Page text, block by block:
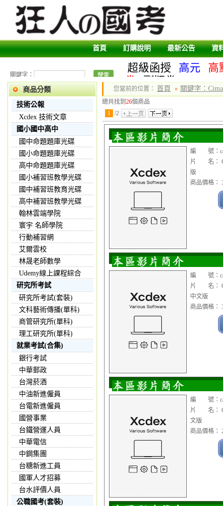
首頁 訂購說明 最新公告 資
關鍵字：
超級函授 高元
高
卷
副版卷
商品分類
技術公報
Xcdex 技術文章
國小國中高中
國中命題題庫光碟
國小命題題庫光碟
高中命題題庫光碟
國小補習班教學光碟
國中補習班教育光碟
高中補習班教學光碟
翰林雲端學院
寰宇 名師學院
行動補習網
艾爾雲校
林晟老師數學
Udemy線上課程綜合
研究所考試
研究所考試(套裝)
文科藝術傳播(單科)
商管研究所(單科)
理工研究所(單科)
就業考試(合集)
銀行考試
中華郵政
台灣菸酒
中油新進僱員
台電新進僱員
國營事業
台鐵營運人員
中華電信
中鋼集團
台糖新進工員
國軍人才招募
台水評價人員
公職國考(套裝)
您當前的位置： 首頁 » 關鍵字：
總共找到 26個商品
1 /2
編 號：
片 名：
版
商品價格：
編 號：
片 名：
中文版
商品價格：
編 號：
片 名：
文版
商品價格：